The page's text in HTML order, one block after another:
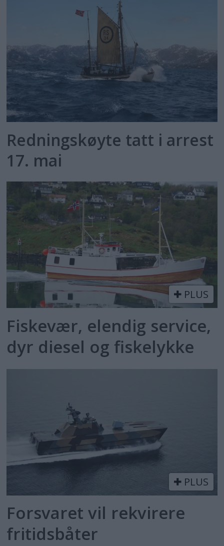
Redningskøyte tatt i arrest
17. mai
PLUS
Fiskevær, elendig service,
dyr diesel og fiskelykke
PLUS
Forsvaret vil rekvirere
fritidsbåter